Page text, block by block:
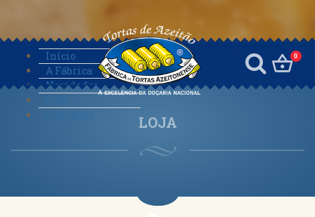
Início
A Fábrica
Novidades
0
LOJA